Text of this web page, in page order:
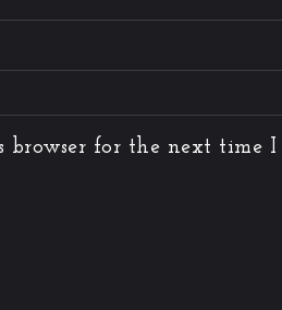
for the next time I